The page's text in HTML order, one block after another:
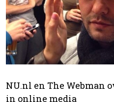
NU.nl en The Webman
in online media